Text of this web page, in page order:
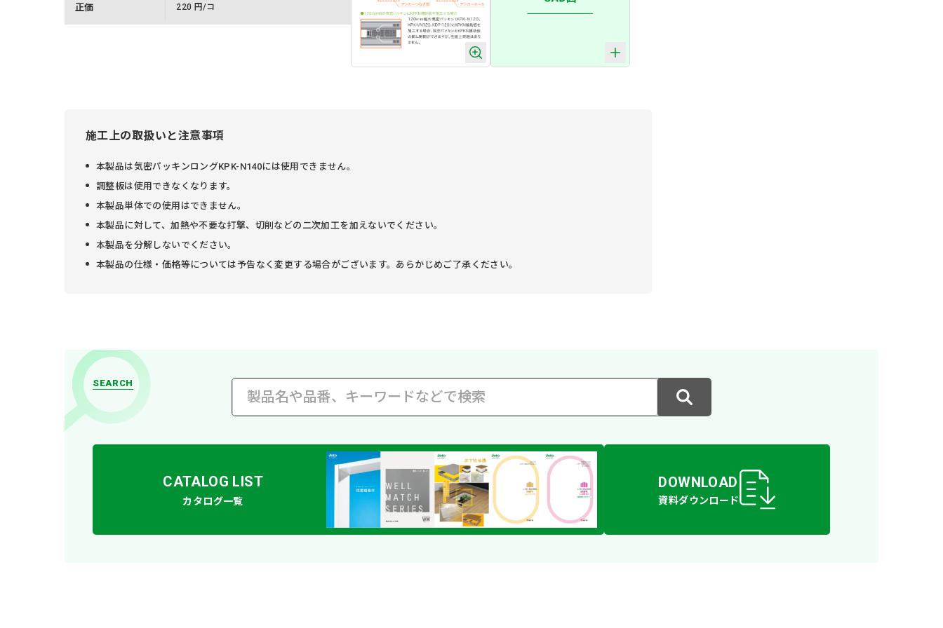
正価 220 円/コ
施工上の取扱いと注意事項
本製品は気密パッキンロングKPK-N140には使用できません。
調整板は使用できなくなります。
本製品単体での使用はできません。
本製品に対して、加熱や不要な打撃、切削などの二次加工を加えないでください。
本製品を分解しないでください。
本製品の仕様・価格等については予告なく変更する場合がございます。あらかじめご了承ください。
SEARCH
CATALOG LIST
カタログ一覧
DOWNLOAD
資料ダウンロード